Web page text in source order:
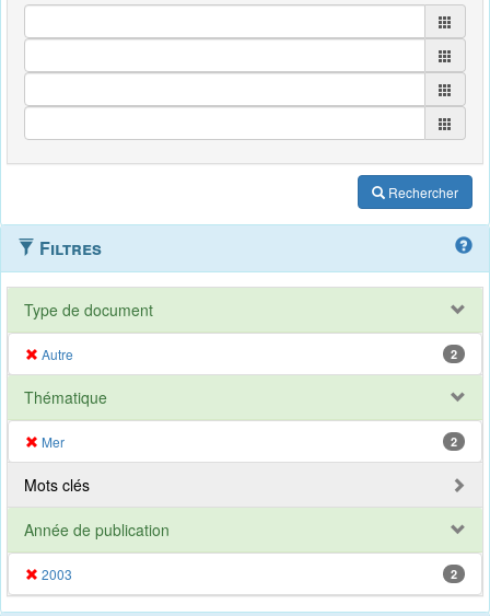
Rechercher
Filtres
Type de document
Autre 2
Thématique
Mer 2
Mots clés
Année de publication
2003 2